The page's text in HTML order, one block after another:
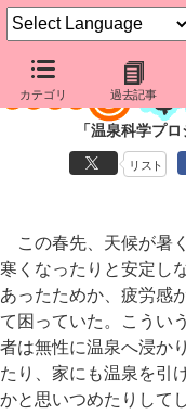
カテゴリ 過去記事
「温泉科学プ
リスト
この春先、天候が暑
寒くなったりと安定し
あったためか、疲労感
て困っていた。こうい
者は無性に温泉へ浸か
たり、家にも温泉を引
かと思いつめたりして